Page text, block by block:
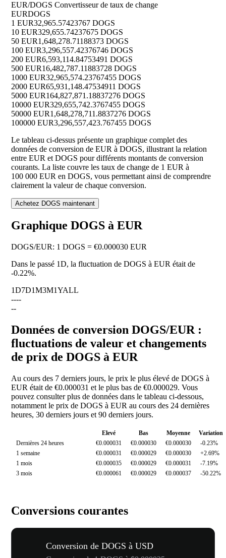
EUR/DOGS Convertisseur de taux de change
EURDOGS
1 EUR32,965.57423767 DOGS
10 EUR329,655.74237675 DOGS
50 EUR1,648,278.71188373 DOGS
100 EUR3,296,557.42376746 DOGS
200 EUR6,593,114.84753491 DOGS
500 EUR16,482,787.11883728 DOGS
1000 EUR32,965,574.23767455 DOGS
2000 EUR65,931,148.47534911 DOGS
5000 EUR164,827,871.18837276 DOGS
10000 EUR329,655,742.3767455 DOGS
50000 EUR1,648,278,711.8837276 DOGS
100000 EUR3,296,557,423.767455 DOGS
Le tableau ci-dessus présente un graphique complet des
données de conversion de EUR à DOGS, illustrant la relation
entre EUR et DOGS pour différents montants de conversion
courants. La liste couvre les taux de change de 1 EUR à
100 000 EUR en DOGS, vous permettant ainsi de comprendre
clairement la valeur de chaque conversion.
Achetez DOGS maintenant
Graphique DOGS à EUR
DOGS/EUR: 1 DOGS = €0.000030 EUR
Dans le passé 1D, la fluctuation de DOGS à EUR était de
-0.22%.
1D7D1M3M1YALL
----
--
Données de conversion DOGS/EUR :
fluctuations de valeur et changements
de prix de DOGS à EUR
Au cours des 7 derniers jours, le prix le plus élevé de DOGS à
EUR était de €0.000031 et le plus bas de €0.000029. Vous
pouvez consulter plus de données dans le tableau ci-dessous,
notamment le prix de DOGS à EUR au cours des 24 dernières
heures, 30 derniers jours et 90 derniers jours.
Elevé Bas Moyenne
Variation
Dernières 24 heures
€0.000031 €0.000030 €0.000030
-0.23%
1 semaine
€0.000031 €0.000029 €0.000030
+2.69%
1 mois
€0.000035 €0.000029 €0.000031
-7.19%
3 mois
€0.000061 €0.000029 €0.000037 -50.22%
Conversions courantes
Conversion de DOGS à USD